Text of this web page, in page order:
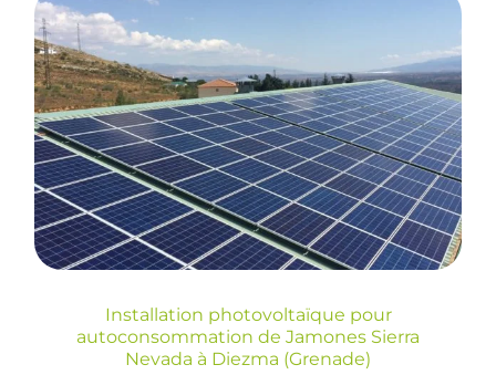
Installation
photovoltaïque pour
autoconsommation de
Jamones Sierra
Nevada à Diezma
(Grenade)
Installation photovoltaïque pour
autoconsommation de Jamones Sierra
Nevada à Diezma (Grenade)